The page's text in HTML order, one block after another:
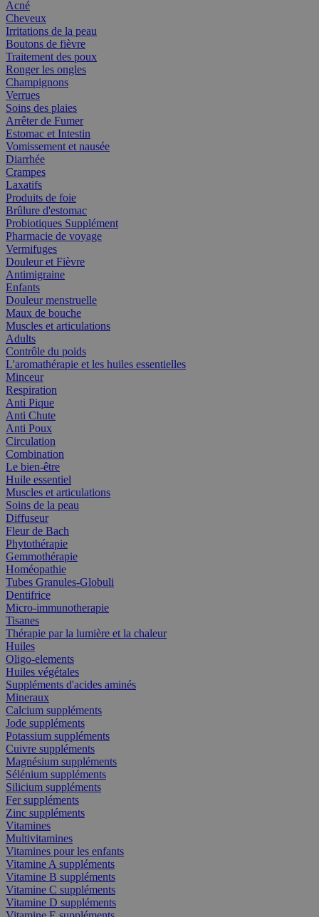
Acné
Cheveux
Irritations de la peau
Boutons de fièvre
Traitement des poux
Ronger les ongles
Champignons
Verrues
Soins des plaies
Arrêter de Fumer
Estomac et Intestin
Vomissement et nausée
Diarrhée
Crampes
Laxatifs
Produits de foie
Brûlure d'estomac
Probiotiques Supplément
Pharmacie de voyage
Vermifuges
Douleur et Fièvre
Antimigraine
Enfants
Douleur menstruelle
Maux de bouche
Muscles et articulations
Adults
Contrôle du poids
L'aromathérapie et les huiles essentielles
Minceur
Respiration
Anti Pique
Anti Chute
Anti Poux
Circulation
Combination
Le bien-être
Huile essentiel
Muscles et articulations
Soins de la peau
Diffuseur
Fleur de Bach
Phytothérapie
Gemmothérapie
Homéopathie
Tubes Granules-Globuli
Dentifrice
Micro-immunotherapie
Tisanes
Thérapie par la lumière et la chaleur
Huiles
Oligo-elements
Huiles végétales
Suppléments d'acides aminés
Mineraux
Calcium suppléments
Jode suppléments
Potassium suppléments
Cuivre suppléments
Magnésium suppléments
Sélénium suppléments
Silicium suppléments
Fer suppléments
Zinc suppléments
Vitamines
Multivitamines
Vitamines pour les enfants
Vitamine A suppléments
Vitamine B suppléments
Vitamine C suppléments
Vitamine D suppléments